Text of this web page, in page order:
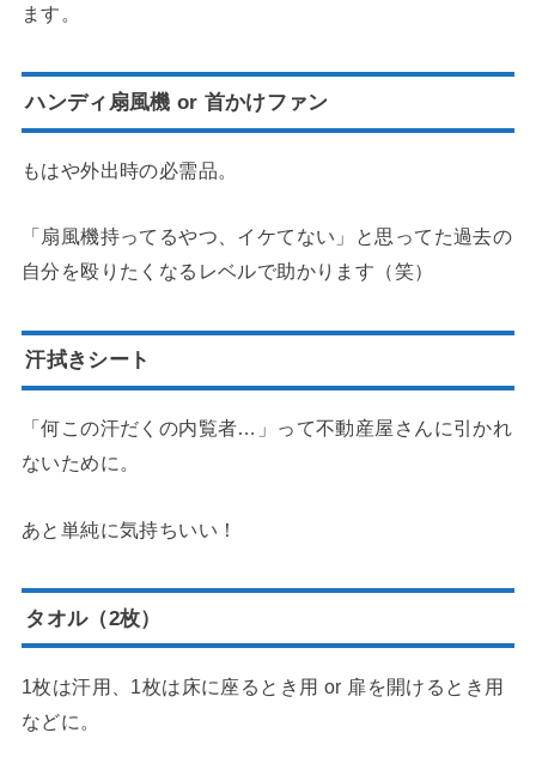
ます。
ハンディ扇風機 or 首かけファン
もはや外出時の必需品。
「扇風機持ってるやつ、イケてない」と思ってた過去の
自分を殴りたくなるレベルで助かります（笑）
汗拭きシート
「何この汗だくの内覧者…」って不動産屋さんに引かれ
ないために。
あと単純に気持ちいい！
タオル（2枚）
1枚は汗用、1枚は床に座るとき用 or 扉を開けるとき用
などに。